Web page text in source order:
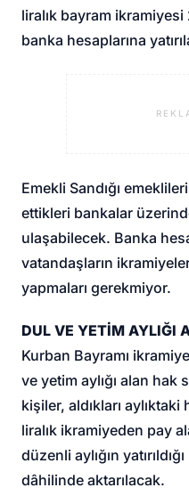
liralık bayram ikramiyesi
banka hesaplarına
Emekli Sandığı
ettikleri bankalar
ulaşabilecek. Banka
vatandaşların
yapmaları gerekmiyor.
DUL VE YETİM AYLIĞI
Kurban Bayramı
ve yetim aylığı alan
kişiler, aldıkları
liralık ikramiyeden pay
düzenli aylığın
dâhilinde aktarılacak.